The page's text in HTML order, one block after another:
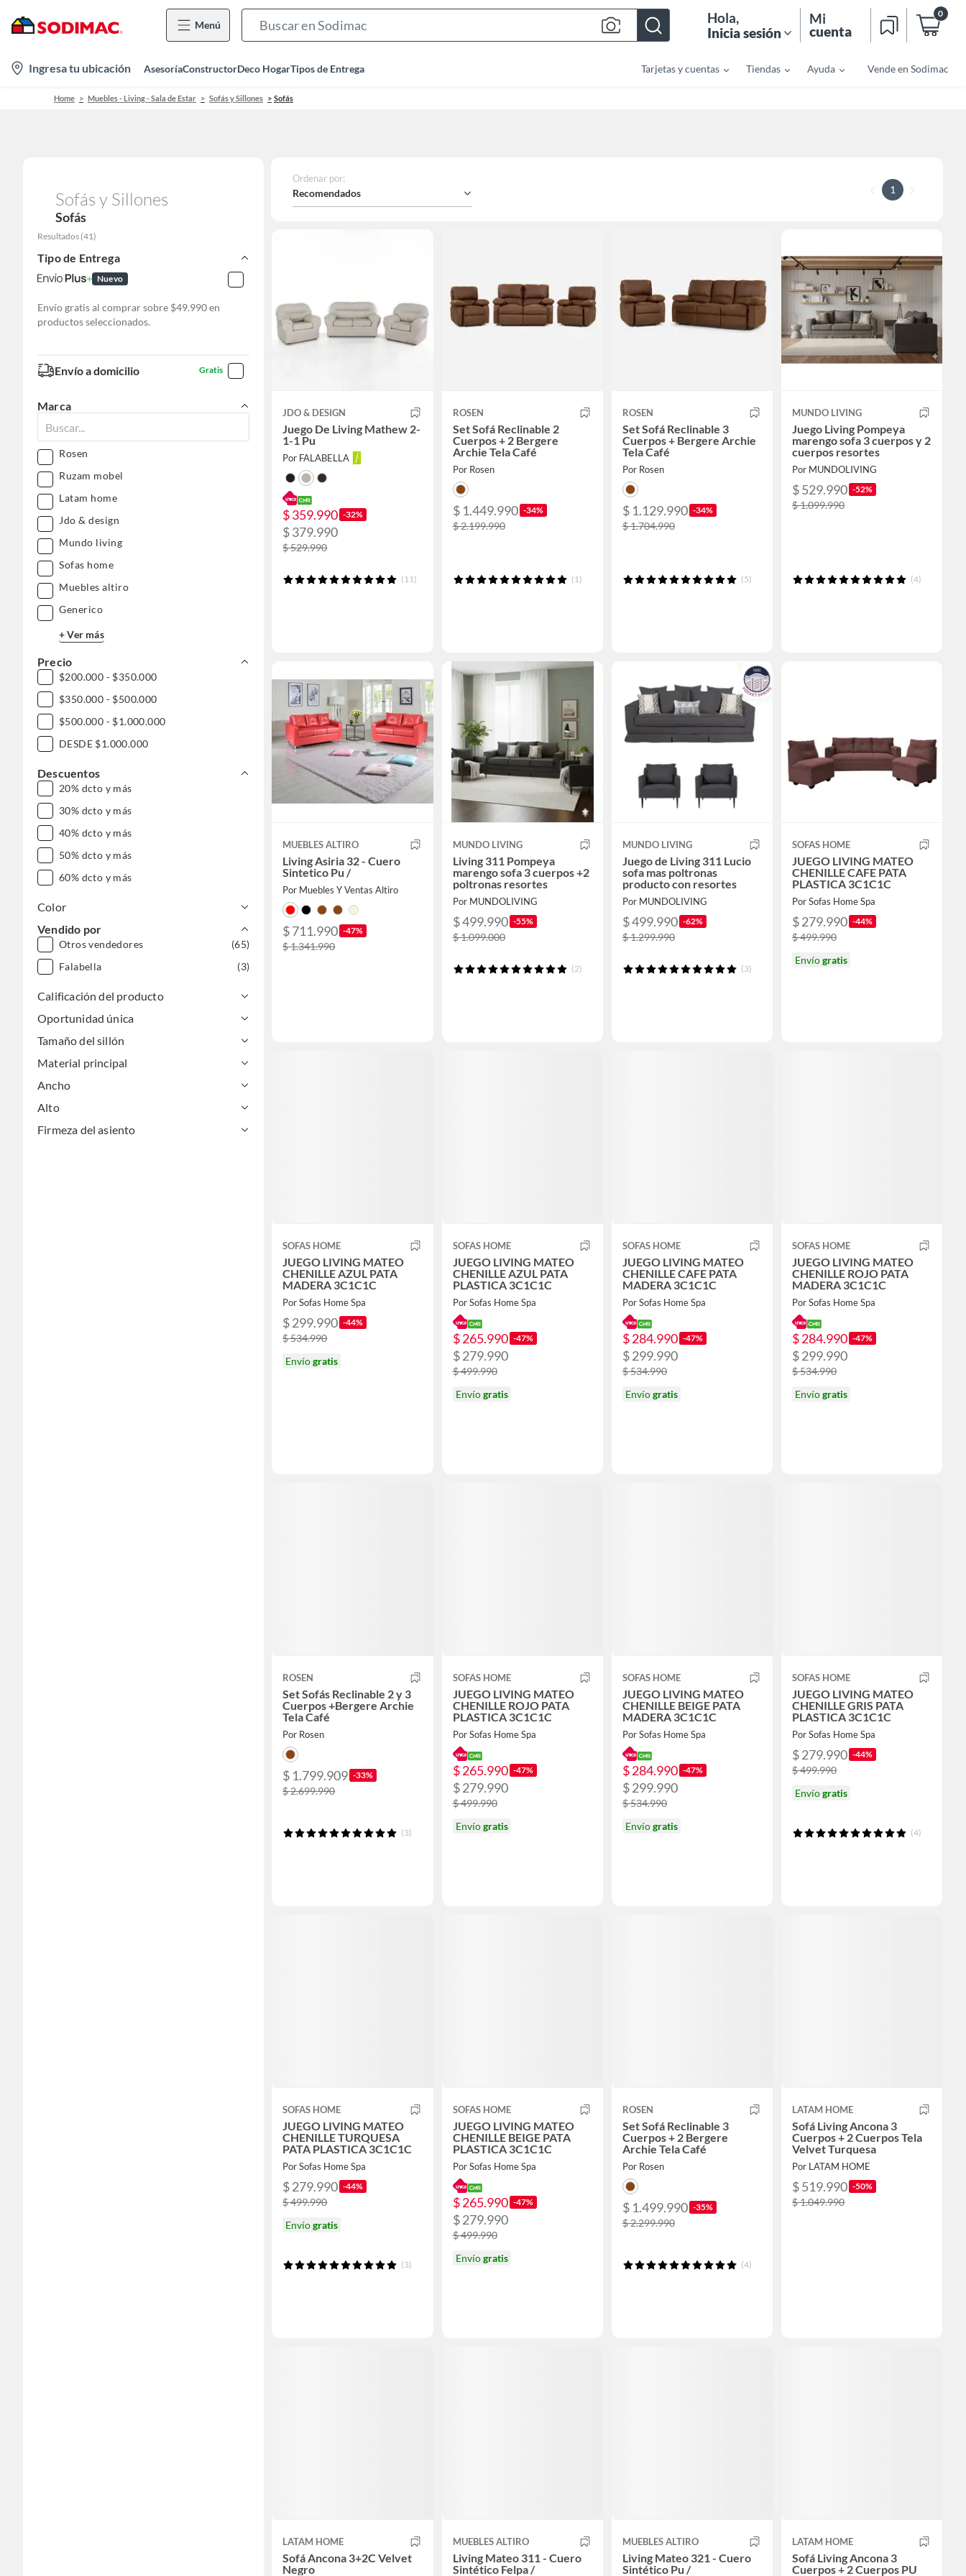
Menú
Bar
Hola,
Inicia sesión
Mi
cuenta
0
location-
icon
Ingresa tu ubicación AsesoríaConstructorDeco HogarTipos de Entrega Tarjetas y cuentas Tiendas Ayuda Vende en Sodimac
Home Muebles - Living - Sala de Estar Sofás y Sillones Sofás
Sofás y Sillones
Sofás
Resultados (41)
Tipo de Entrega
Nuevo
Envío gratis al comprar sobre $49.990 en
productos seleccionados.
Envío a domicilio Gratis
Marca
Rosen
Ruzam mobel
Latam home
Jdo & design
Mundo living
Sofas home
Muebles altiro
Generico
+ Ver más
Precio
$200.000 - $350.000
$350.000 - $500.000
$500.000 - $1.000.000
DESDE $1.000.000
Descuentos
20% dcto y más
30% dcto y más
40% dcto y más
50% dcto y más
60% dcto y más
Color
Vendido por
Otros vendedores
(65)
Falabella
(3)
Calificación del producto
Oportunidad única
Tamaño del sillón
Material principal
Ancho
Alto
Firmeza del asiento
Ordenar por:
Recomendados 1
JDO & DESIGN
Juego De Living Mathew 2-
1-1 Pu
Por FALABELLA
$ 359.990 -32%
$ 379.990
$ 529.990
(11)
ROSEN
Set Sofá Reclinable 2
Cuerpos + 2 Bergere
Archie Tela Café
Por Rosen
$ 1.449.990 -34%
$ 2.199.990
(1)
ROSEN
Set Sofá Reclinable 3
Cuerpos + Bergere Archie
Tela Café
Por Rosen
$ 1.129.990 -34%
$ 1.704.990
(5)
MUNDO LIVING
Juego Living Pompeya
marengo sofa 3 cuerpos y 2
cuerpos resortes
Por MUNDOLIVING
$ 529.990 -52%
$ 1.099.990
(4)
MUEBLES ALTIRO
Living Asiria 32 - Cuero
Sintetico Pu /
Por Muebles Y Ventas Altiro
$ 711.990 -47%
$ 1.341.990
MUNDO LIVING
Living 311 Pompeya
marengo sofa 3 cuerpos +2
poltronas resortes
Por MUNDOLIVING
$ 499.990 -55%
$ 1.099.000
(2)
MUNDO LIVING
Juego de Living 311 Lucio
sofa mas poltronas
producto con resortes
Por MUNDOLIVING
$ 499.990 -62%
$ 1.299.990
(3)
SOFAS HOME
JUEGO LIVING MATEO
CHENILLE CAFE PATA
PLASTICA 3C1C1C
Por Sofas Home Spa
$ 279.990 -44%
$ 499.990
Envíogratis
SOFAS HOME
JUEGO LIVING MATEO
CHENILLE AZUL PATA
MADERA 3C1C1C
Por Sofas Home Spa
$ 299.990 -44%
$ 534.990
Envíogratis
SOFAS HOME
JUEGO LIVING MATEO
CHENILLE AZUL PATA
PLASTICA 3C1C1C
Por Sofas Home Spa
$ 265.990 -47%
$ 279.990
$ 499.990
Envíogratis
SOFAS HOME
JUEGO LIVING MATEO
CHENILLE CAFE PATA
MADERA 3C1C1C
Por Sofas Home Spa
$ 284.990 -47%
$ 299.990
$ 534.990
Envíogratis
SOFAS HOME
JUEGO LIVING MATEO
CHENILLE ROJO PATA
MADERA 3C1C1C
Por Sofas Home Spa
$ 284.990 -47%
$ 299.990
$ 534.990
Envíogratis
ROSEN
Set Sofás Reclinable 2 y 3
Cuerpos +Bergere Archie
Tela Café
Por Rosen
$ 1.799.909 -33%
$ 2.699.990
(3)
SOFAS HOME
JUEGO LIVING MATEO
CHENILLE ROJO PATA
PLASTICA 3C1C1C
Por Sofas Home Spa
$ 265.990 -47%
$ 279.990
$ 499.990
Envíogratis
SOFAS HOME
JUEGO LIVING MATEO
CHENILLE BEIGE PATA
MADERA 3C1C1C
Por Sofas Home Spa
$ 284.990 -47%
$ 299.990
$ 534.990
Envíogratis
SOFAS HOME
JUEGO LIVING MATEO
CHENILLE GRIS PATA
PLASTICA 3C1C1C
Por Sofas Home Spa
$ 279.990 -44%
$ 499.990
Envíogratis
(4)
SOFAS HOME
JUEGO LIVING MATEO
CHENILLE TURQUESA
PATA PLASTICA 3C1C1C
Por Sofas Home Spa
$ 279.990 -44%
$ 499.990
Envíogratis
(3)
SOFAS HOME
JUEGO LIVING MATEO
CHENILLE BEIGE PATA
PLASTICA 3C1C1C
Por Sofas Home Spa
$ 265.990 -47%
$ 279.990
$ 499.990
Envíogratis
ROSEN
Set Sofá Reclinable 3
Cuerpos + 2 Bergere
Archie Tela Café
Por Rosen
$ 1.499.990 -35%
$ 2.299.990
(4)
LATAM HOME
Sofá Living Ancona 3
Cuerpos + 2 Cuerpos Tela
Velvet Turquesa
Por LATAM HOME
$ 519.990 -50%
$ 1.049.990
LATAM HOME
Sofá Ancona 3+2C Velvet
Negro
MUEBLES ALTIRO
Living Mateo 311 - Cuero
Sintético Felpa /
MUEBLES ALTIRO
Living Mateo 321 - Cuero
Sintético Pu /
LATAM HOME
Sofá Living Ancona 3
Cuerpos + 2 Cuerpos PU